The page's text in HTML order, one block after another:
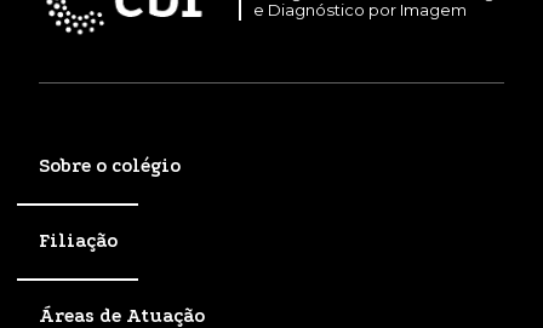
e Diagnóstico por Imagem
Sobre o colégio
Filiação
Áreas de Atuação